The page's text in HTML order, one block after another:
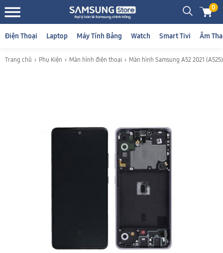
0
Điện Thoại Laptop Máy Tính Bảng Watch Smart Tivi Âm
Trang chủ Phụ Kiện Màn hình điện thoại Màn hình Samsung A52 2021 (A525)